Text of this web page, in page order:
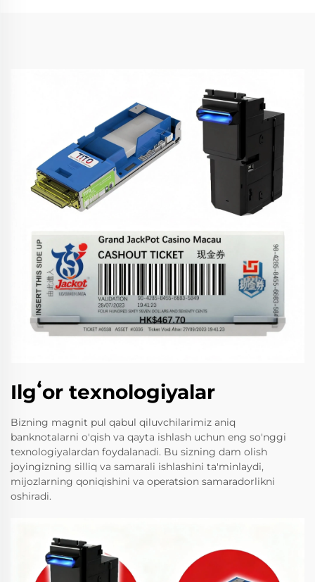
Ilgʻor texnologiyalar
Bizning magnit pul qabul qiluvchilarimiz aniq
banknotalarni o'qish va qayta ishlash uchun eng so'nggi
texnologiyalardan foydalanadi. Bu sizning dam olish
joyingizning silliq va samarali ishlashini ta'minlaydi,
mijozlarning qoniqishini va operatsion samaradorlikni
oshiradi.